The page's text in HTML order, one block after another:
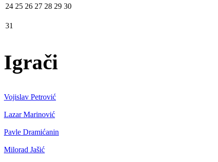
24 25 26 27 28 29 30
31
Igrači
Vojislav Petrović
Lazar Marinović
Pavle Dramićanin
Milorad Jašić